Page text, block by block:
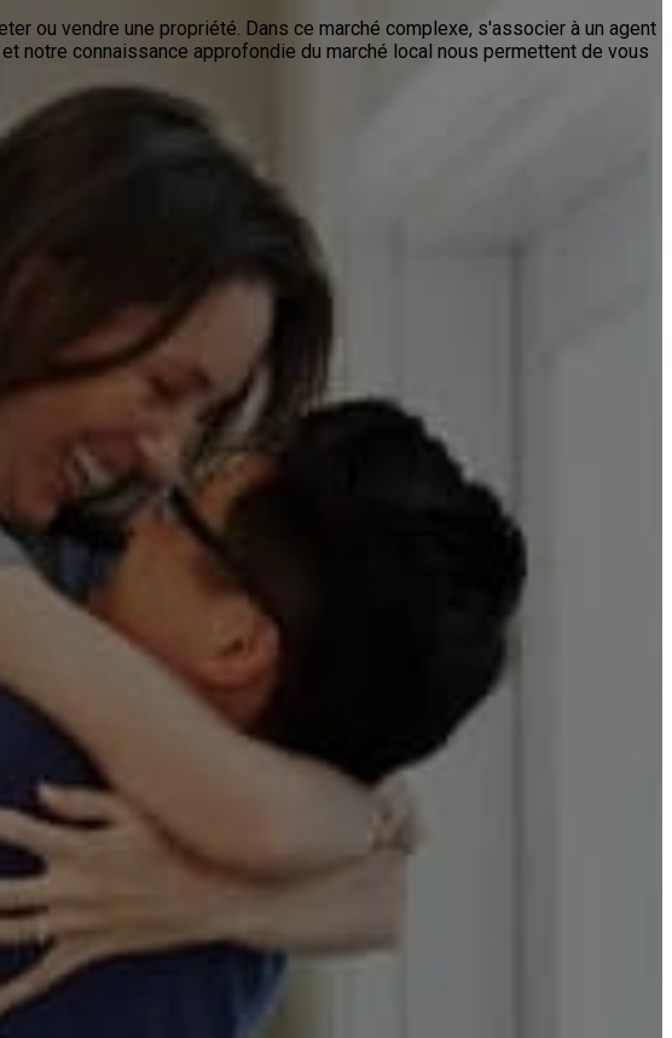
ou vendre une propriété. Dans ce marché complexe, s'associer à un agent
notre connaissance approfondie du marché local nous permettent de vous